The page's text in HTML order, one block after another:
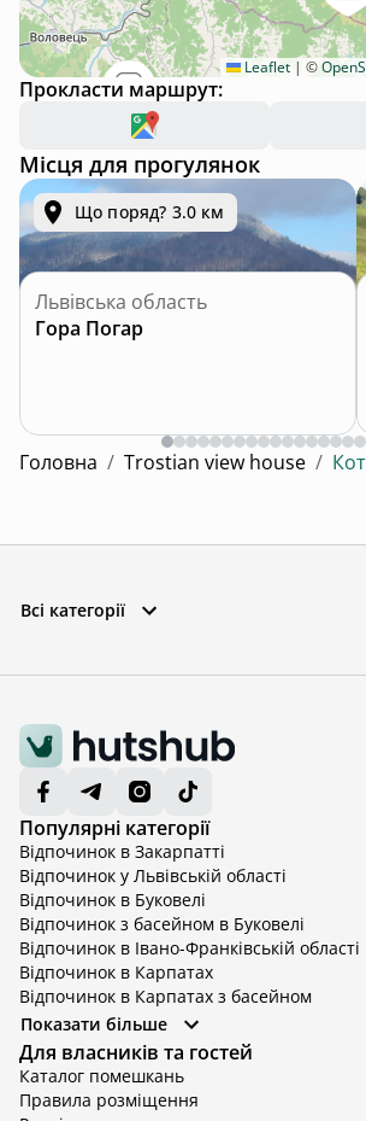
Leaflet | ©
Прокласти маршрут:
Місця для прогулянок
Що поряд? 3.0 км
Львівська область
Гора Погар
Головна / Trostian view house /
Всі категорії
Популярні категорії
Відпочинок в Закарпатті
Відпочинок у Львівській області
Відпочинок в Буковелі
Відпочинок з басейном в Буковелі
Відпочинок в Івано-Франківській області
Відпочинок в Карпатах
Відпочинок в Карпатах з басейном
Відпочинок в Київській області
Відпочинок в Київській області з басейном
Відпочинок в Тернопільській області
Відпочинок у Вінницькій області
Показати більше
Для власників та гостей
Каталог помешкань
Правила розміщення